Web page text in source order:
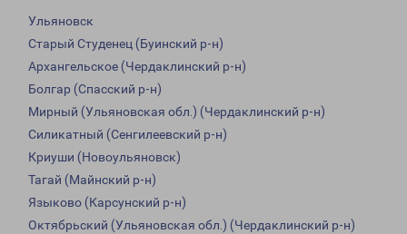
Ульяновск
Старый Студенец (Буинский р-н)
Архангельское (Чердаклинский р-н)
Болгар (Спасский р-н)
Мирный (Ульяновская обл.) (Чердаклинский р-н)
Силикатный (Сенгилеевский р-н)
Криуши (Новоульяновск)
Тагай (Майнский р-н)
Языково (Карсунский р-н)
Октябрьский (Ульяновская обл.) (Чердаклинский р-н)